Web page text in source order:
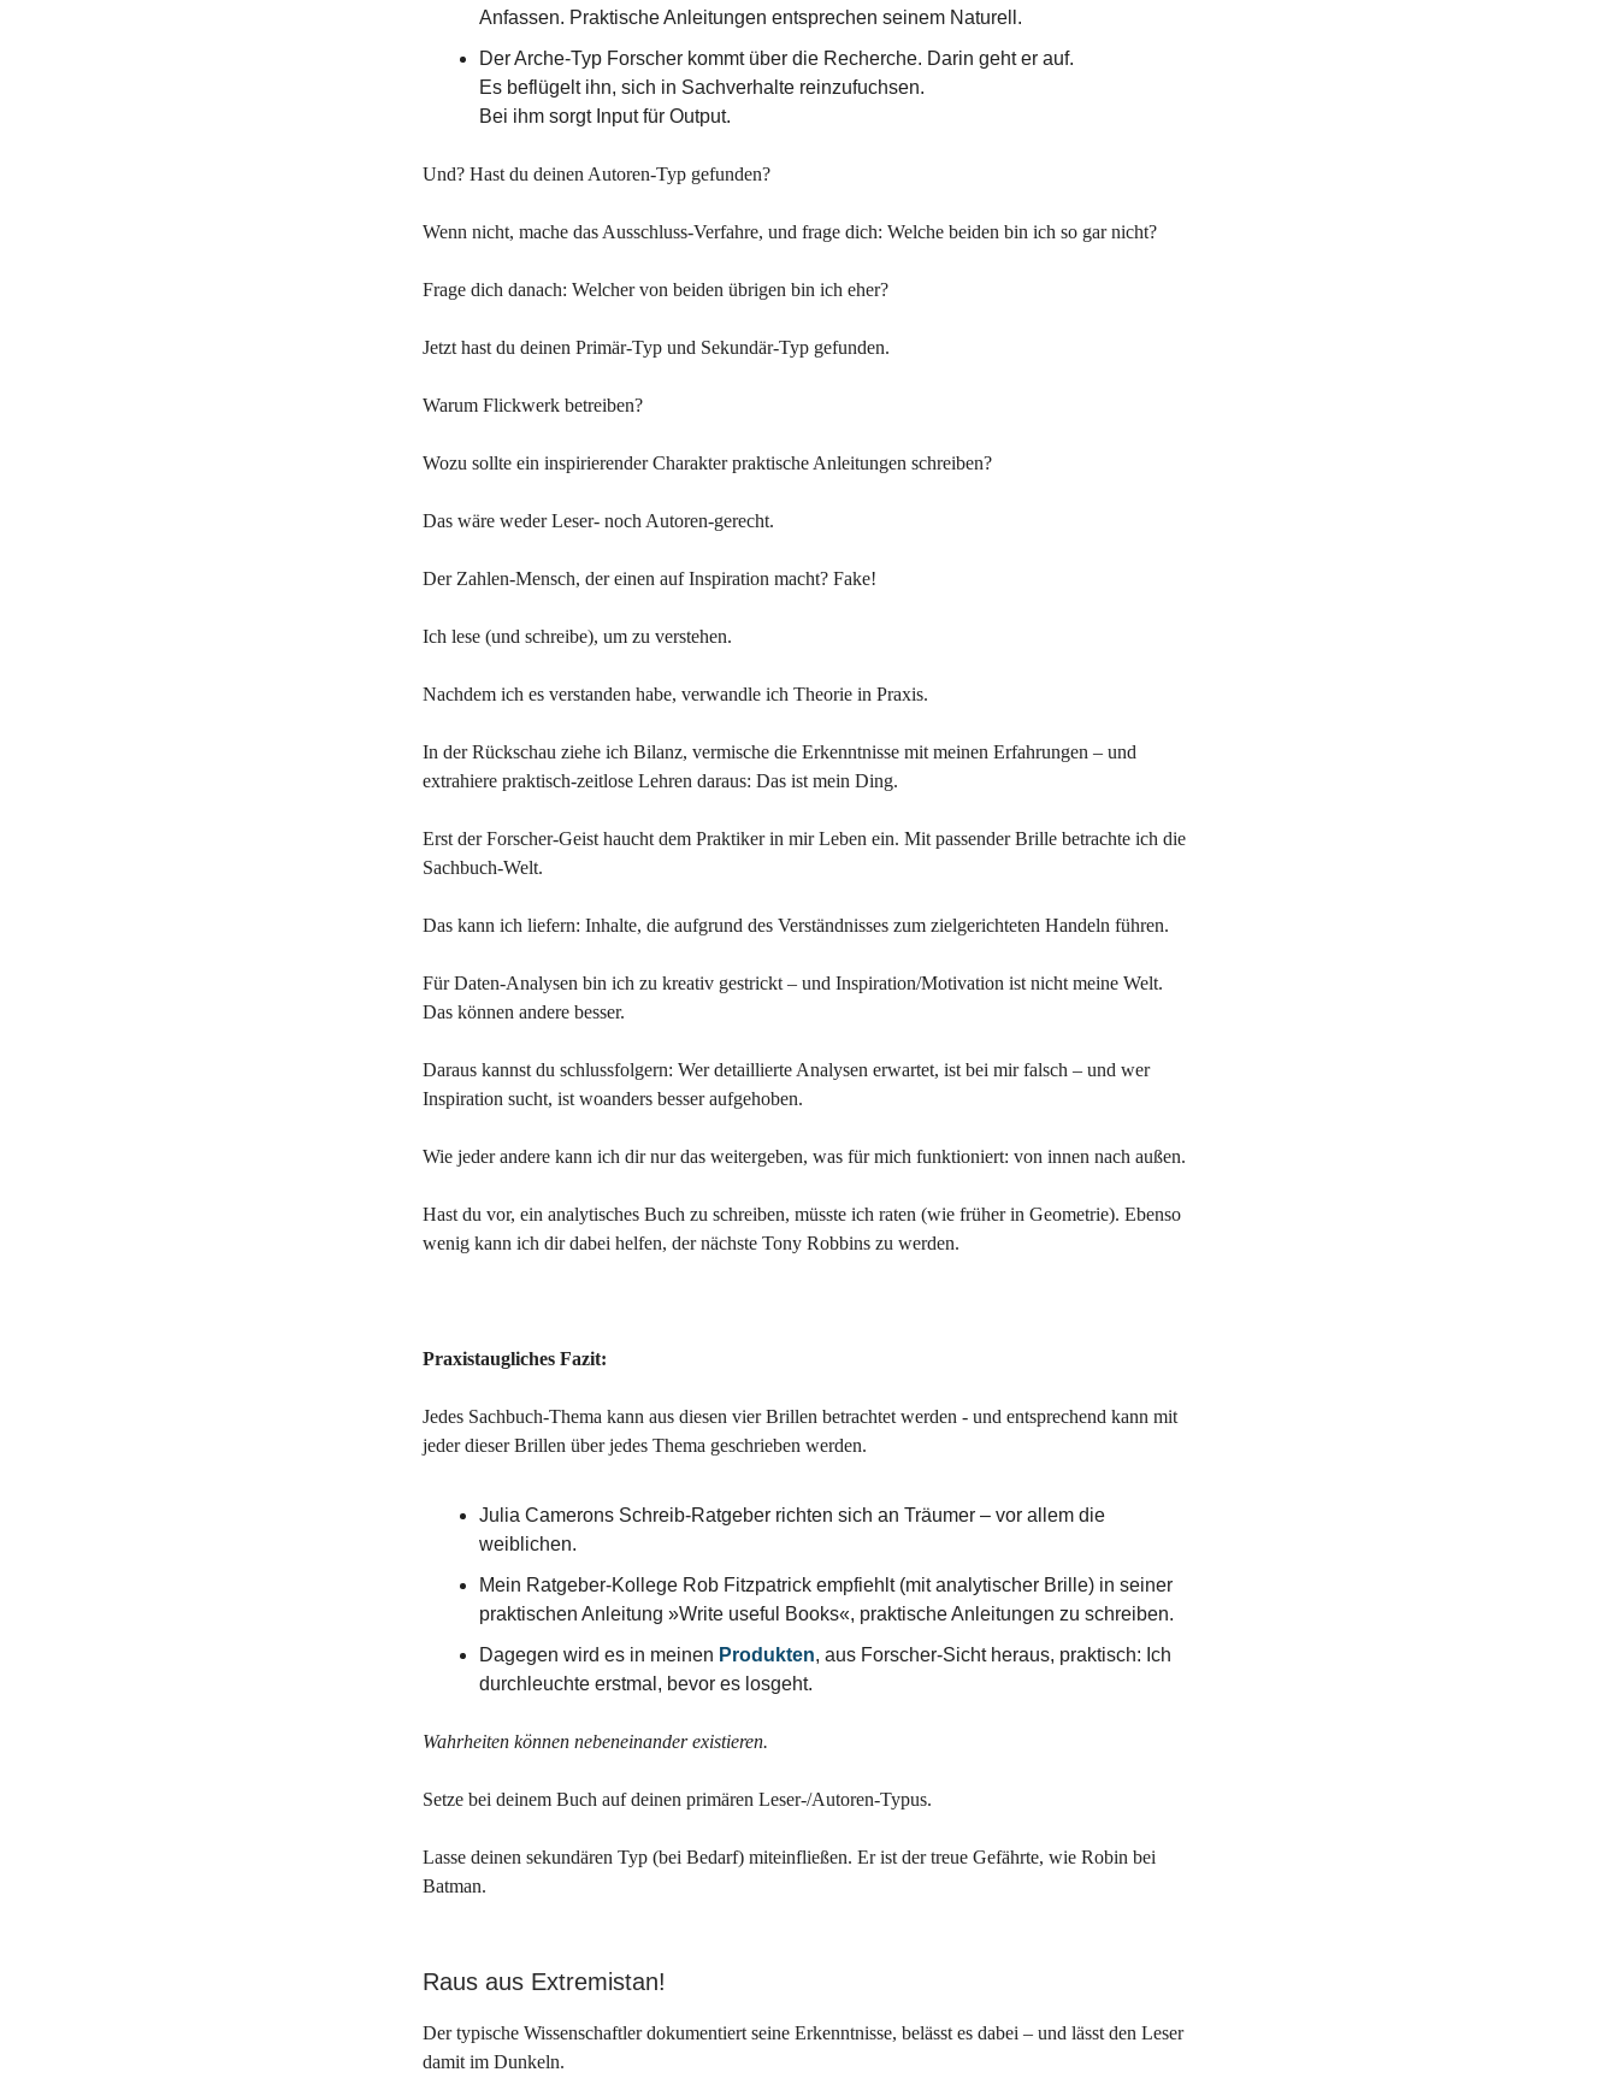
Anfassen. Praktische Anleitungen entsprechen seinem Naturell.
Der Arche-Typ Forscher kommt über die Recherche. Darin geht er auf.
Es beflügelt ihn, sich in Sachverhalte reinzufuchsen.
Bei ihm sorgt Input für Output.
Und? Hast du deinen Autoren-Typ gefunden?
Wenn nicht, mache das Ausschluss-Verfahre, und frage dich: Welche beiden bin ich so gar nicht?
Frage dich danach: Welcher von beiden übrigen bin ich eher?
Jetzt hast du deinen Primär-Typ und Sekundär-Typ gefunden.
Warum Flickwerk betreiben?
Wozu sollte ein inspirierender Charakter praktische Anleitungen schreiben?
Das wäre weder Leser- noch Autoren-gerecht.
Der Zahlen-Mensch, der einen auf Inspiration macht? Fake!
Ich lese (und schreibe), um zu verstehen.
Nachdem ich es verstanden habe, verwandle ich Theorie in Praxis.
In der Rückschau ziehe ich Bilanz, vermische die Erkenntnisse mit meinen Erfahrungen – und
extrahiere praktisch-zeitlose Lehren daraus: Das ist mein Ding.
Erst der Forscher-Geist haucht dem Praktiker in mir Leben ein. Mit passender Brille betrachte ich die
Sachbuch-Welt.
Das kann ich liefern: Inhalte, die aufgrund des Verständnisses zum zielgerichteten Handeln führen.
Für Daten-Analysen bin ich zu kreativ gestrickt – und Inspiration/Motivation ist nicht meine Welt.
Das können andere besser.
Daraus kannst du schlussfolgern: Wer detaillierte Analysen erwartet, ist bei mir falsch – und wer
Inspiration sucht, ist woanders besser aufgehoben.
Wie jeder andere kann ich dir nur das weitergeben, was für mich funktioniert: von innen nach außen.
Hast du vor, ein analytisches Buch zu schreiben, müsste ich raten (wie früher in Geometrie). Ebenso
wenig kann ich dir dabei helfen, der nächste Tony Robbins zu werden.
Praxistaugliches Fazit:
Jedes Sachbuch-Thema kann aus diesen vier Brillen betrachtet werden - und entsprechend kann mit
jeder dieser Brillen über jedes Thema geschrieben werden.
Julia Camerons Schreib-Ratgeber richten sich an Träumer – vor allem die
weiblichen.
Mein Ratgeber-Kollege Rob Fitzpatrick empfiehlt (mit analytischer Brille) in seiner
praktischen Anleitung »Write useful Books«, praktische Anleitungen zu schreiben.
Dagegen wird es in meinen Produkten, aus Forscher-Sicht heraus, praktisch: Ich
durchleuchte erstmal, bevor es losgeht.
Wahrheiten können nebeneinander existieren.
Setze bei deinem Buch auf deinen primären Leser-/Autoren-Typus.
Lasse deinen sekundären Typ (bei Bedarf) miteinfließen. Er ist der treue Gefährte, wie Robin bei
Batman.
Raus aus Extremistan!
Der typische Wissenschaftler dokumentiert seine Erkenntnisse, belässt es dabei – und lässt den Leser
damit im Dunkeln.